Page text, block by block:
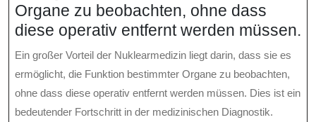
Organe zu beobachten, ohne dass
diese operativ entfernt werden müssen.
Ein großer Vorteil der Nuklearmedizin liegt darin, dass sie es
ermöglicht, die Funktion bestimmter Organe zu beobachten,
ohne dass diese operativ entfernt werden müssen. Dies ist ein
bedeutender Fortschritt in der medizinischen Diagnostik.